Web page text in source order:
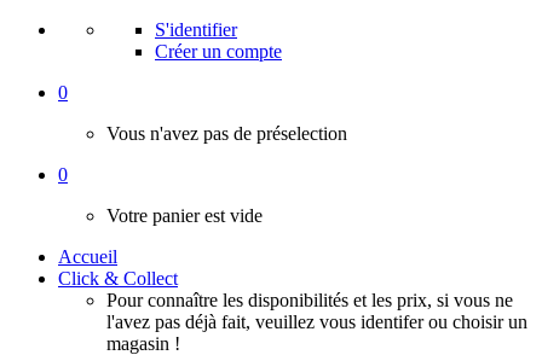
S'identifier
Créer un compte
0
Vous n'avez pas de préselection
0
Votre panier est vide
Accueil
Click & Collect
Pour connaître les disponibilités et les prix, si vous ne
l'avez pas déjà fait, veuillez vous identifer ou choisir un
magasin !